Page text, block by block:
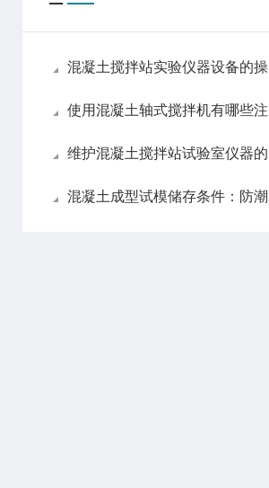
混凝土搅拌站实验仪器设备的操作规程和注意事项
使用混凝土轴式搅拌机有哪些注意事项
维护混凝土搅拌站试验室仪器的常识
混凝土成型试模储存条件：防潮、防碰撞管理要点